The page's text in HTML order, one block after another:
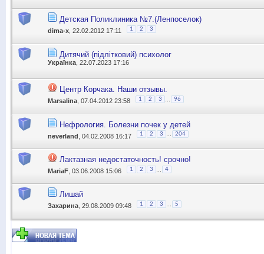
Детская Поликлиника №7.(Ленпоселок)
dima-х , 22.02.2012 17:11 1 2 3
Дитячий (підлітковий) психолог
Українка , 22.07.2023 17:16
Центр Корчака. Наши отзывы.
Marsalina , 07.04.2012 23:58 1 2 3 96
Нефрология. Болезни почек у детей
neverland , 04.02.2008 16:17 1 2 3 204
Лактазная недостаточность! срочно!
MariaF , 03.06.2008 15:06 1 2 3 4
Лишай
Захарина , 29.08.2009 09:48 1 2 3 5